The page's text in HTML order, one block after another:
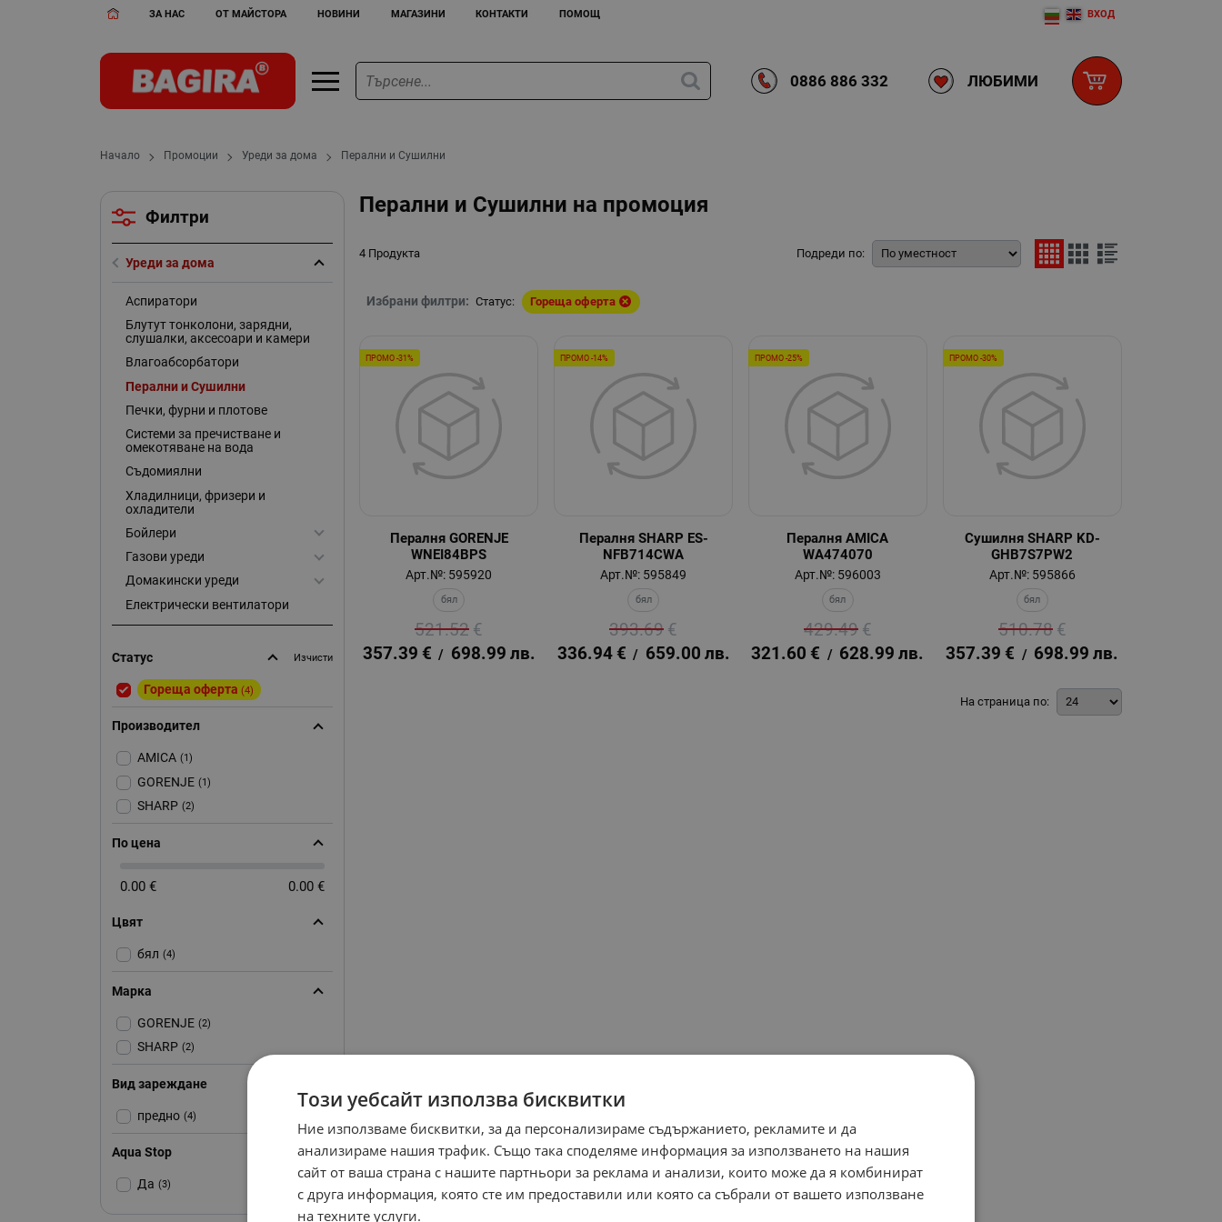
ЗА НАС ОТ МАЙСТОРА НОВИНИ МАГАЗИНИ КОНТАКТИ ПОМОЩ ВХОД
0886 886 332 ЛЮБИМИ
Начало Промоции Уреди за дома Перални и Сушилни
Перални и Сушилни на промоция
4 Продукта Подреди по:
Избрани филтри: Статус: Гореща оферта
Пералня GORENJE
WNEI84BPS
Арт.№: 595920
бял
521.52 €
357.39 € / 698.99 лв.
ПРОМО -31%
Пералня SHARP ES-
NFB714CWA
Арт.№: 595849
бял
393.69 €
336.94 € / 659.00 лв.
ПРОМО -14%
Пералня AMICA
WA474070
Арт.№: 596003
бял
429.49 €
321.60 € / 628.99 лв.
ПРОМО -25%
Сушилня SHARP KD-
GHB7S7PW2
Арт.№: 595866
бял
510.78 €
357.39 € / 698.99 лв.
ПРОМО -30%
На страница по:
Филтри
Уреди за дома
Аспиратори
Блутут тонколони, зарядни,
слушалки, аксесоари и камери
Влагоабсорбатори
Перални и Сушилни
Печки, фурни и плотове
Системи за пречистване и
омекотяване на вода
Съдомиялни
Хладилници, фризери и
охладители
Бойлери
Газови уреди
Домакински уреди
Електрически вентилатори
Статус Изчисти
Гореща оферта (4)
Производител
AMICA (1)
GORENJE (1)
SHARP (2)
По цена
0.00 € 0.00 €
Цвят
бял (4)
Марка
GORENJE (2)
SHARP (2)
Вид зареждане
предно (4)
Aqua Stop
Да (3)
Този уебсайт използва бисквитки
Ние използваме бисквитки, за да персонализираме съдържанието, рекламите и да
анализираме нашия трафик. Също така споделяме информация за използването на нашия
сайт от ваша страна с нашите партньори за реклама и анализи, които може да я комбинират
с друга информация, която сте им предоставили или която са събрали от вашето използване
на техните услуги.